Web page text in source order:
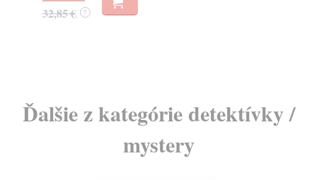
32,85 € ?
Ďalšie z kategórie detektívky /
mystery